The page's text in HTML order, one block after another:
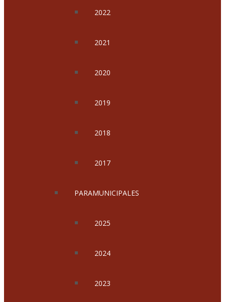
2022
2021
2020
2019
2018
2017
PARAMUNICIPALES
2025
2024
2023